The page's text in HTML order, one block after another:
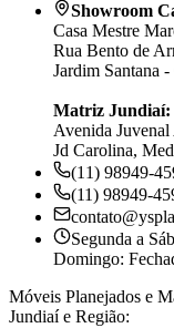
Showroom
Casa Mestre
Rua Bento de
Jardim Santana
Matriz Jundiaí:
Avenida
Jd Carolina,
(11) 98949-
(11) 98949-
Segunda a
Domingo:
Móveis Planejados e
Jundiaí e Região: